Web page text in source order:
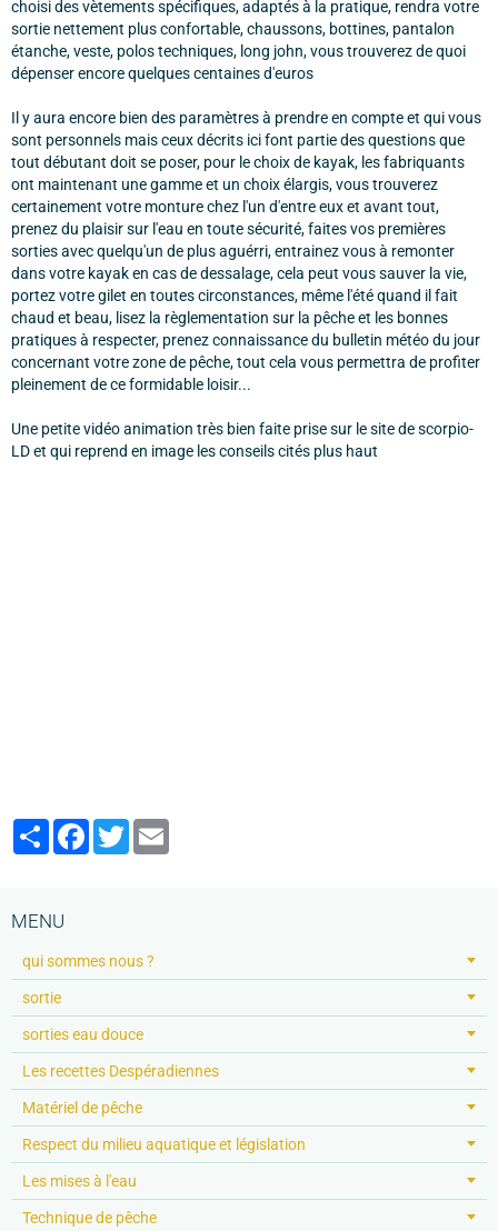
choisi des vètements spécifiques, adaptés à la pratique, rendra votre
sortie nettement plus confortable, chaussons, bottines, pantalon
étanche, veste, polos techniques, long john, vous trouverez de quoi
dépenser encore quelques centaines d'euros
Il y aura encore bien des paramètres à prendre en compte et qui vous
sont personnels mais ceux décrits ici font partie des questions que
tout débutant doit se poser, pour le choix de kayak, les fabriquants
ont maintenant une gamme et un choix élargis, vous trouverez
certainement votre monture chez l'un d'entre eux et avant tout,
prenez du plaisir sur l'eau en toute sécurité, faites vos premières
sorties avec quelqu'un de plus aguérri, entrainez vous à remonter
dans votre kayak en cas de dessalage, cela peut vous sauver la vie,
portez votre gilet en toutes circonstances, même l'été quand il fait
chaud et beau, lisez la règlementation sur la pêche et les bonnes
pratiques à respecter, prenez connaissance du bulletin météo du jour
concernant votre zone de pêche, tout cela vous permettra de profiter
pleinement de ce formidable loisir...
Une petite vidéo animation très bien faite prise sur le site de scorpio-
LD et qui reprend en image les conseils cités plus haut
PartagerFacebook
Twitter
MENU
qui sommes nous ?
sortie
sorties eau douce
Les recettes Despéradiennes
Matériel de pêche
Respect du milieu aquatique et législation
Les mises à l'eau
Technique de pêche